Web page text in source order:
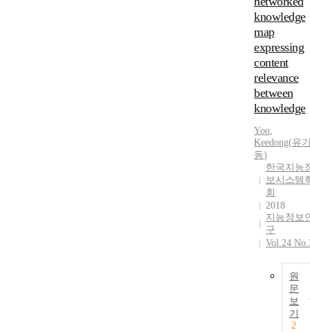
knowledge
map
expressing
content
relevance
between
knowledge
Yoo,
Keedong(유
동)
한국지능
보시스템
회
2018
지능정보
구
Vol.24
원
문
보
기
2